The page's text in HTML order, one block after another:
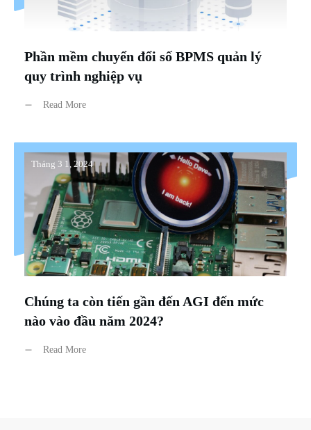
Phần mềm chuyển đổi số BPMS quản lý
quy trình nghiệp vụ
Read More
Tháng 3 1, 2024
Chúng ta còn tiến gần đến AGI đến mức
nào vào đầu năm 2024?
Read More